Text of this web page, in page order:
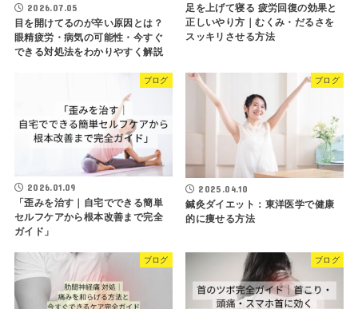
2026.07.05
目を開けてるのが辛い原因とは？
眼精疲労・病気の可能性・今すぐ
できる対処法をわかりやすく解説
足を上げて寝る 疲労回復の効果と
正しいやり方｜むくみ・だるさを
スッキリさせる方法
ブログ
2026.01.09
「歪みを治す｜自宅でできる簡単
セルフケアから根本改善まで完全
ガイド」
ブログ
2025.04.10
鍼灸ダイエット：東洋医学で健康
的に痩せる方法
ブログ ブログ